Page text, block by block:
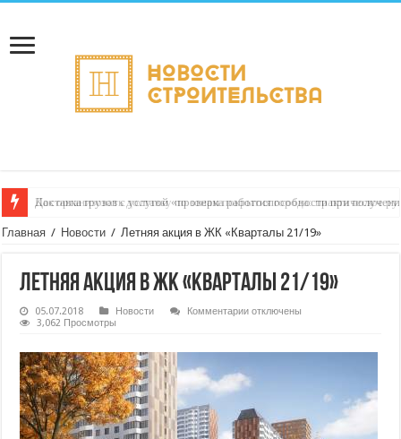
Доставка грузов с услугой «проверка работоспособности при
Главная / Новости / Летняя акция в ЖК «Кварталы 21/19»
Летняя акция в ЖК «Кварталы 21/19»
05.07.2018 Новости Комментариик
«Кварталы
отключены
3,062 Просмотры